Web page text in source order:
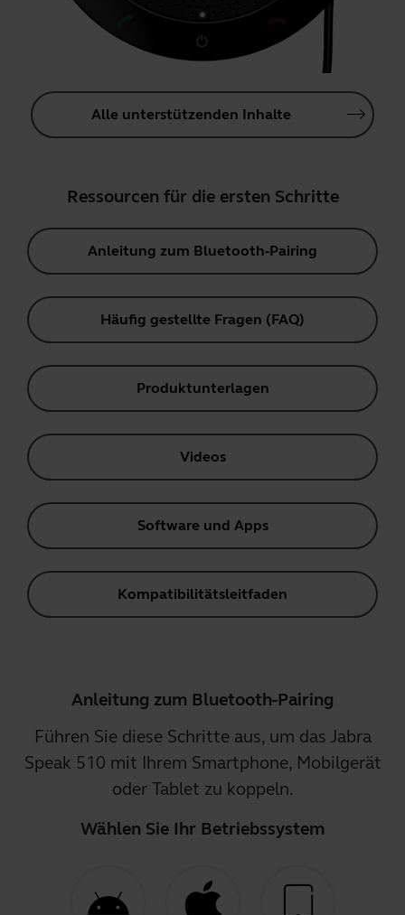
Alle unterstützenden Inhalte
Ressourcen für die ersten Schritte
Anleitung zum Bluetooth-Pairing
Häufig gestellte Fragen (FAQ)
Produktunterlagen
Videos
Software und Apps
Kompatibilitätsleitfaden
Anleitung zum Bluetooth-Pairing
Führen Sie diese Schritte aus, um das Jabra
Speak 510 mit Ihrem Smartphone, Mobilgerät
oder Tablet zu koppeln.
Wählen Sie Ihr Betriebssystem